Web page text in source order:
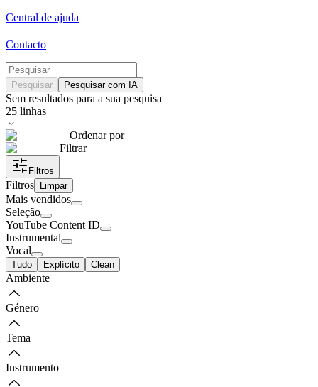
Central de ajuda
Contacto
Pesquisar Pesquisar com IA
Sem resultados para a sua pesquisa
25 linhas
Ordenar por
Filtrar
Filtros
Filtros Limpar
Mais vendidos
Seleção
YouTube Content ID
Instrumental
Vocal
Tudo Explícito Clean
Ambiente
Género
Tema
Instrumento